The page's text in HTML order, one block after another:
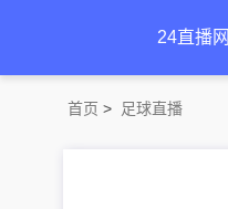
24直播网
首页 > 足球直播